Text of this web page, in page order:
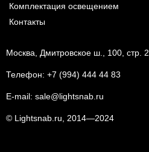
Комплектация освещением
Контакты
Москва, Дмитровское ш., 100, стр. 2
Телефон: +7 (994) 444 44 83
E-mail: sale@lightsnab.ru
© Lightsnab.ru, 2014—2024